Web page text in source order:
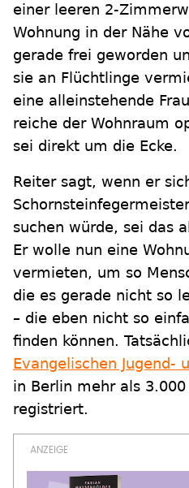
einer leeren 2-
Wohnung in der Nähe
gerade frei geworden
sie an Flüchtlinge
eine alleinstehende
reiche der Wohnraum
sei direkt um die Ecke.
Reiter sagt, wenn er
suchen würde, sei das
Er wolle nun eine
vermieten, um so
die es gerade nicht so
– die eben nicht so
finden können.
Evangelischen Jugend-
in Berlin mehr als
registriert.